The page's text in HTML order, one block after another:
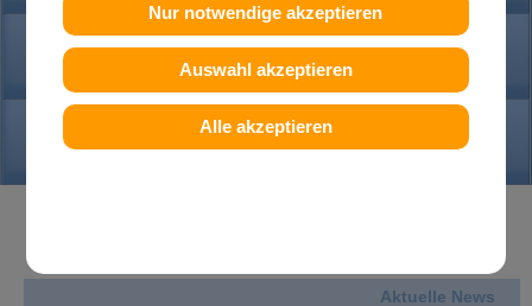
Nur notwendige akzeptieren
Auswahl akzeptieren
Alle akzeptieren
PRAXIS
KONTAKT
Aktuelle News